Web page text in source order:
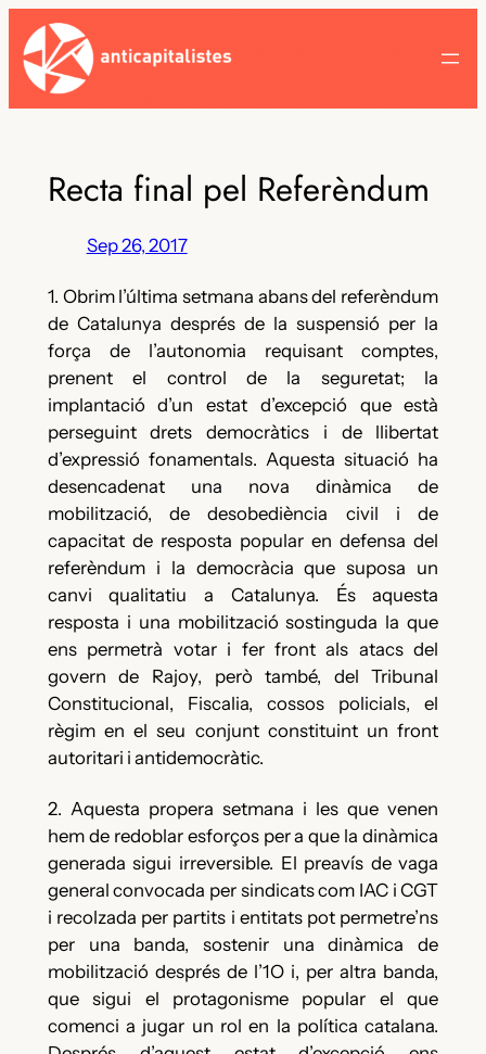
Skip
to
content
Recta final pel Referèndum
Sep 26, 2017
1. Obrim l’última setmana abans del referèndum
de Catalunya després de la suspensió per la
força de l’autonomia requisant comptes,
prenent el control de la seguretat; la
implantació d’un estat d’excepció que està
perseguint drets democràtics i de llibertat
d’expressió fonamentals. Aquesta situació ha
desencadenat una nova dinàmica de
mobilització, de desobediència civil i de
capacitat de resposta popular en defensa del
referèndum i la democràcia que suposa un
canvi qualitatiu a Catalunya. És aquesta
resposta i una mobilització sostinguda la que
ens permetrà votar i fer front als atacs del
govern de Rajoy, però també, del Tribunal
Constitucional, Fiscalia, cossos policials, el
règim en el seu conjunt constituint un front
autoritari i antidemocràtic.
2. Aquesta propera setmana i les que venen
hem de redoblar esforços per a que la dinàmica
generada sigui irreversible. El preavís de vaga
general convocada per sindicats com IAC i CGT
i recolzada per partits i entitats pot permetre’ns
per una banda, sostenir una dinàmica de
mobilització després de l’1O i, per altra banda,
que sigui el protagonisme popular el que
comenci a jugar un rol en la política catalana.